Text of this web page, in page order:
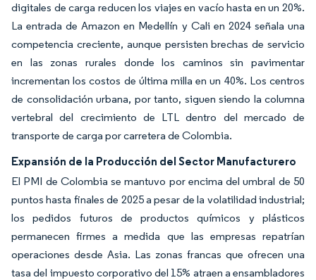
digitales de carga reducen los viajes en vacío hasta en un 20%.
La entrada de Amazon en Medellín y Cali en 2024 señala una
competencia creciente, aunque persisten brechas de servicio
en las zonas rurales donde los caminos sin pavimentar
incrementan los costos de última milla en un 40%. Los centros
de consolidación urbana, por tanto, siguen siendo la columna
vertebral del crecimiento de LTL dentro del mercado de
transporte de carga por carretera de Colombia.
Expansión de la Producción del Sector Manufacturero
El PMI de Colombia se mantuvo por encima del umbral de 50
puntos hasta finales de 2025 a pesar de la volatilidad industrial;
los pedidos futuros de productos químicos y plásticos
permanecen firmes a medida que las empresas repatrían
operaciones desde Asia. Las zonas francas que ofrecen una
tasa del impuesto corporativo del 15% atraen a ensambladores